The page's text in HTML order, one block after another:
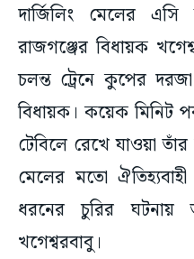
দার্জিলিং মেলের
রাজগঞ্জের বিধায়ক
চলন্ত ট্রেনে কুপের
বিধায়ক। কয়েক মিনিট
টেবিলে রেখে যাওয়া তাঁর
মেলের মতো
ধরনের চুরির ঘটনায়
খগেশ্বরবাবু।